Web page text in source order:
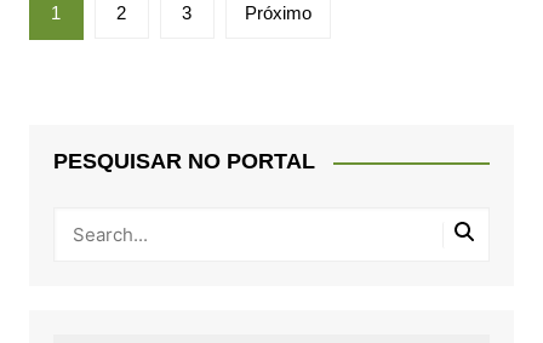
de
1 2 3 Próximo
PESQUISAR NO PORTAL